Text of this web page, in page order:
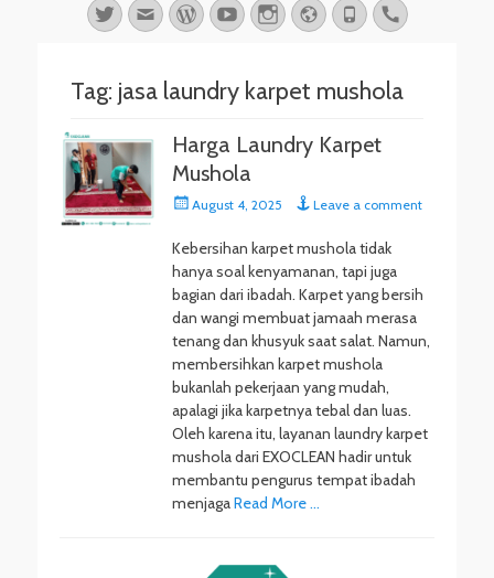
TwitterEmailWordPress
YouTubeInstagram
Website
PhoneHandset
Tag: jasa laundry karpet mushola
Harga Laundry Karpet
Mushola
PostedAugust 4, 2025 Leave a comment
Kebersihan karpet mushola tidak
hanya soal kenyamanan, tapi juga
bagian dari ibadah. Karpet yang bersih
dan wangi membuat jamaah merasa
tenang dan khusyuk saat salat. Namun,
membersihkan karpet mushola
bukanlah pekerjaan yang mudah,
apalagi jika karpetnya tebal dan luas.
Oleh karena itu, layanan laundry karpet
mushola dari EXOCLEAN hadir untuk
membantu pengurus tempat ibadah
menjagaRead More …